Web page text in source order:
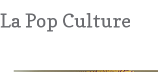
La Pop Culture